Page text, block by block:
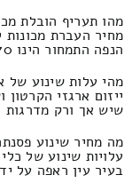
מהו תעריף הובלת
מחיר העברת מכונות
הנפה התמחור הינו 370 ומקסימום 170 שקלים חדשים.
מהי עלות שינוע של
ייזום ארגזי
שיש אך ורק מדרגות העלות הינו
מה מחיר שינוע
עלויות שינוע של
בעיר עין ראפה על ידי מנוף